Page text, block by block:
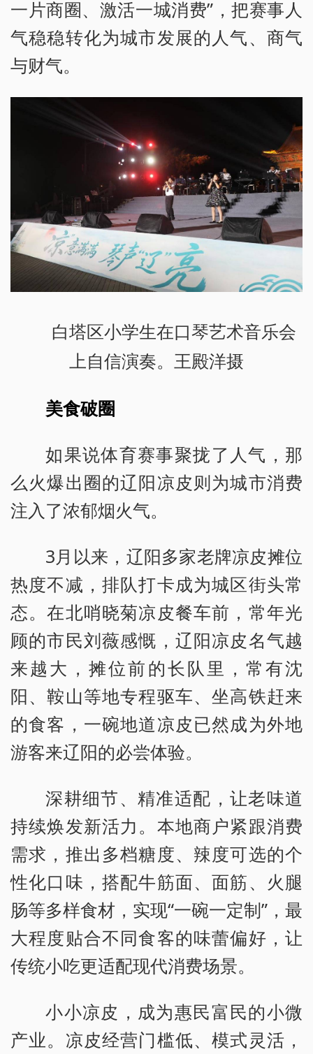
一片商圈、激活一城消费”，把赛事人
气稳稳转化为城市发展的人气、商气
与财气。
白塔区小学生在口琴艺术音乐会
上自信演奏。王殿洋摄
美食破圈
如果说体育赛事聚拢了人气，那
么火爆出圈的辽阳凉皮则为城市消费
注入了浓郁烟火气。
3月以来，辽阳多家老牌凉皮摊位
热度不减，排队打卡成为城区街头常
态。在北哨晓菊凉皮餐车前，常年光
顾的市民刘薇感慨，辽阳凉皮名气越
来越大，摊位前的长队里，常有沈
阳、鞍山等地专程驱车、坐高铁赶来
的食客，一碗地道凉皮已然成为外地
游客来辽阳的必尝体验。
深耕细节、精准适配，让老味道
持续焕发新活力。本地商户紧跟消费
需求，推出多档糖度、辣度可选的个
性化口味，搭配牛筋面、面筋、火腿
肠等多样食材，实现“一碗一定制”，最
大程度贴合不同食客的味蕾偏好，让
传统小吃更适配现代消费场景。
小小凉皮，成为惠民富民的小微
产业。凉皮经营门槛低、模式灵活，